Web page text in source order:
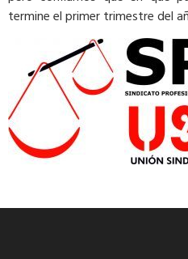
termine el primer trimestre del